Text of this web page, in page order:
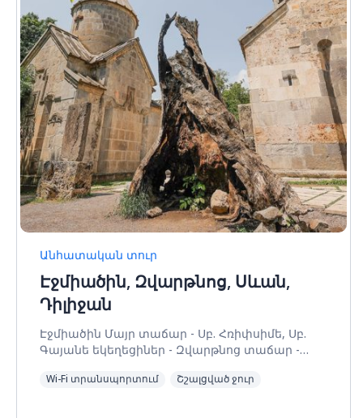
Անհատական տուր
Էջմիածին, Զվարթնոց, Սևան,
Դիլիջան
Էջմիածին Մայր տաճար - Սբ. Հռիփսիմե, Սբ.
Գայանե եկեղեցիներ - Զվարթնոց տաճար -
Հաղարծին
Wi-Fi տրանսպորտում Շշալցված ջուր